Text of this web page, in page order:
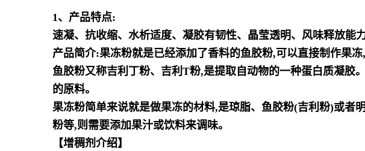
1、产品特点:
速凝、抗收缩、水析适度、凝胶有韧性、晶莹透明、风味释放能
产品简介:果冻粉就是已经添加了香料的鱼胶粉,可以直接制作果
鱼胶粉又称吉利丁粉、吉利T粉,是提取自动物的一种蛋白质凝胶
的原料。
果冻粉简单来说就是做果冻的材料,是琼脂、鱼胶粉(吉利粉)或者
粉等,则需要添加果汁或饮料来调味。
【增稠剂介绍】